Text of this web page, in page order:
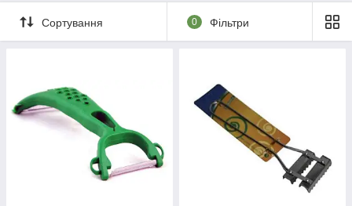
Сортування 0 Фільтри